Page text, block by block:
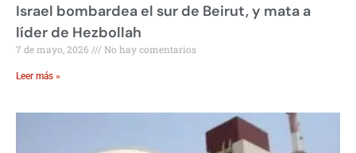
Israel bombardea el sur de Beirut, y mata a
líder de Hezbollah
7 de mayo, 2026 No hay comentarios
Leer más »